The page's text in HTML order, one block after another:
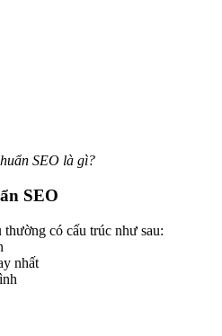
SEO là gì?
SEO
thường có cấu trúc như sau:
nhất